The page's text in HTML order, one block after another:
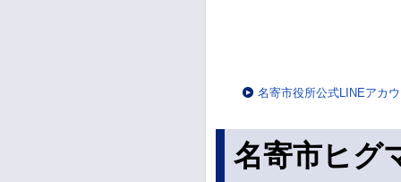
名寄市役所公式LINEアカ
名寄市ヒグ